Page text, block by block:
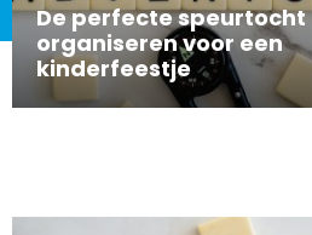
De perfecte speurtocht
organiseren voor een
kinderfeestje